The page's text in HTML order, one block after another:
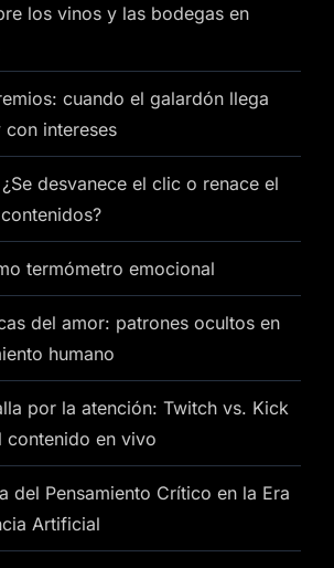
los vinos y las bodegas en
cuando el galardón llega
intereses
desvanece el clic o renace el
termómetro emocional
del amor: patrones ocultos en
humano
por la atención: Twitch vs. Kick
contenido en vivo
del Pensamiento Crítico en la Era
Artificial